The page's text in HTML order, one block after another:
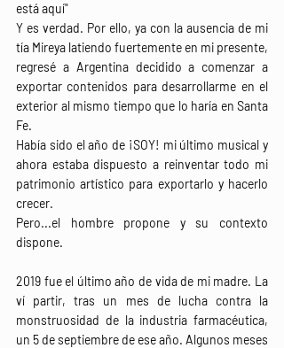
está aquí"
Y es verdad. Por ello, ya con la ausencia de mi
tía Mireya latiendo fuertemente en mi presente,
regresé a Argentina decidido a comenzar a
exportar contenidos para desarrollarme en el
exterior al mismo tiempo que lo haría en Santa
Fe.
Había sido el año de ¡SOY! mi último musical y
ahora estaba dispuesto a reinventar todo mi
patrimonio artístico para exportarlo y hacerlo
crecer.
Pero...el hombre propone y su contexto
dispone.
2019 fue el último año de vida de mi madre. La
ví partir, tras un mes de lucha contra la
monstruosidad de la industria farmacéutica,
un 5 de septiembre de ese año. Algunos meses